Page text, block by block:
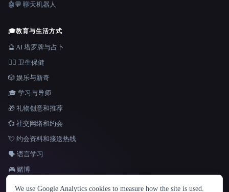
语言
English español Français Русский 简体中文
🤖💬 聊天机器人
🎓教育与生活方式
🔮 AI 塔罗牌与占卜
👩‍⚕️ 卫生保健
🎲 娱乐与新奇
🎓 学习与导师
🎁 礼物创意和推荐
💞 社交网络和约会
💘 约会资料和接送热线
🗣️ 语言学习
🎮 赌博
We use Google Analytics cookies to measure how the site is used.